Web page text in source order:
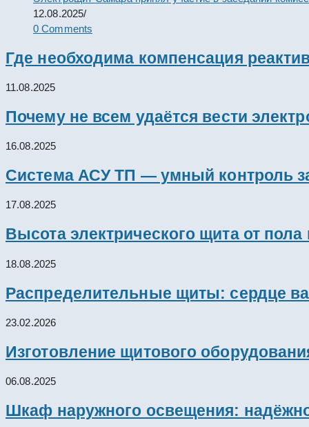
12.08.2025/
0 Comments
Где необходима компенсация
11.08.2025
Почему не всем удаётся вести
16.08.2025
Система АСУ ТП — умный контроль
17.08.2025
Высота электрического щита от
18.08.2025
Распределительные щиты: сердце
23.02.2026
Изготовление щитового
06.08.2025
Шкаф наружного освещения: